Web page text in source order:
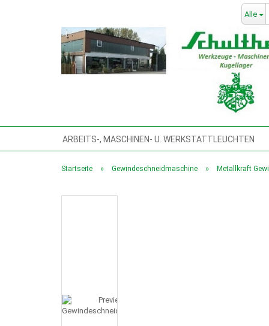
Alle
ARBEITS-, MASCHINEN- U. WERKSTATTLEUCHTEN
BLECHSCHEREN, TAFELBLECHSCHEREN,
SCHLEIFSCHEIBEN, NK=NORMALKORUND GRAUBLAU,
Startseite » Gewindeschneidmaschine » Metallkraft